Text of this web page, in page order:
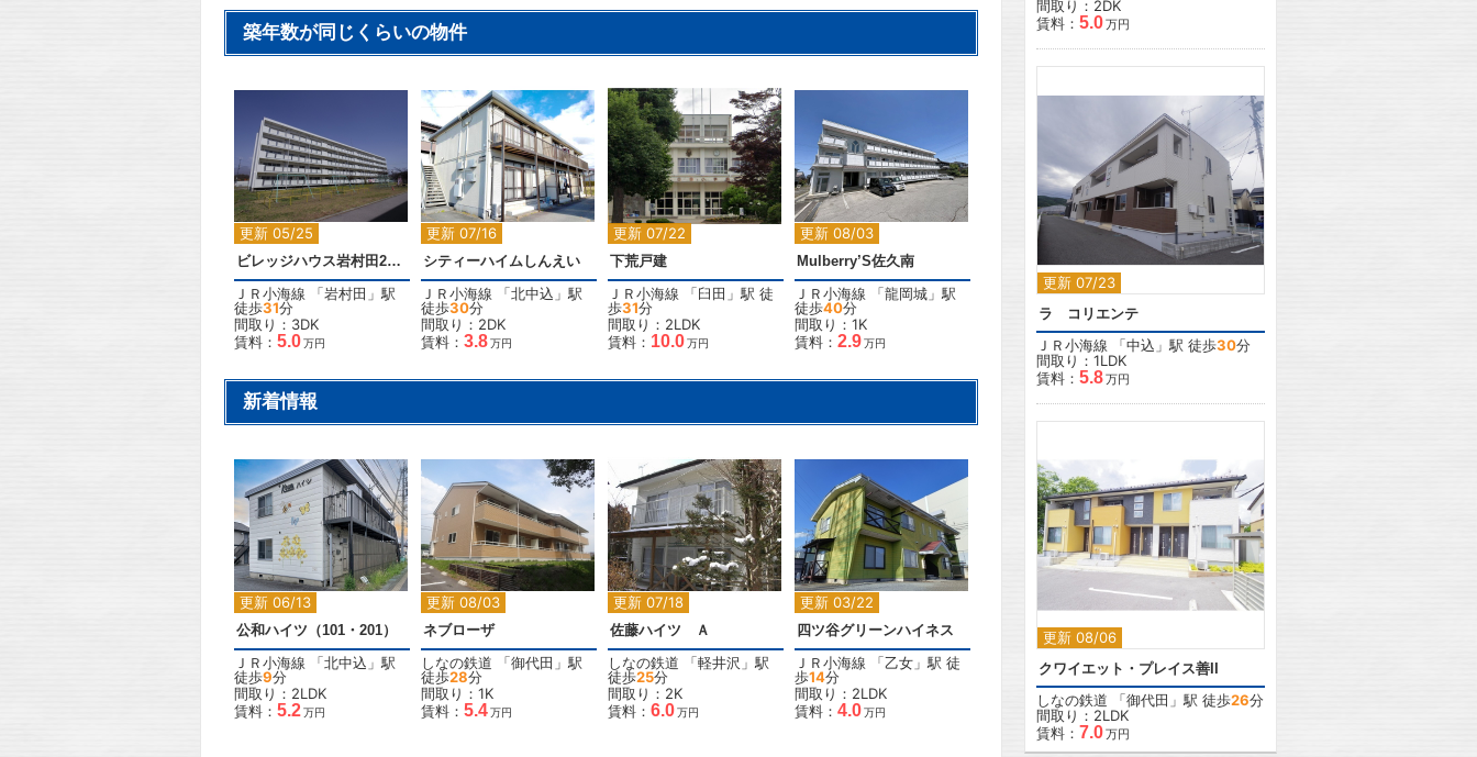
築年数が同じくらいの物件
更新 05/25
2
ビレッジハウス岩村田2号棟
ＪＲ小海線 「岩村田 」駅
徒歩31分
間取り：3DK
賃料： 5.0万円
更新 07/16
2
シティーハイムしんえい
ＪＲ小海線 「北中込 」駅
徒歩30分
間取り：2DK
賃料： 3.8万円
更新 07/22
2
下荒戸建
ＪＲ小海線 「臼田 」駅 徒
歩31分
間取り：2LDK
賃料： 10.0万円
更新 08/03
2
Mulberry’S佐久南
ＪＲ小海線 「龍岡城 」駅
徒歩40分
間取り：1K
賃料： 2.9万円
新着情報
更新 06/13
2
公和ハイツ（101・201）
ＪＲ小海線 「北中込 」駅
徒歩9分
間取り：2LDK
賃料： 5.2万円
更新 08/03
2
ネブローザ
しなの鉄道 「御代田 」駅
徒歩28分
間取り：1K
賃料： 5.4万円
更新 07/18
2
佐藤ハイツ Ａ
しなの鉄道 「軽井沢 」駅
徒歩25分
間取り：2K
賃料： 6.0万円
更新 03/22
2
四ツ谷グリーンハイネス
ＪＲ小海線 「乙女 」駅 徒
歩14分
間取り：2LDK
賃料： 4.0万円
間取り：2DK
賃料： 5.0万円
更新 07/23
ラ コリエンテ
ＪＲ小海線 「中込 」駅 徒歩30分
間取り：1LDK
賃料： 5.8万円
更新 08/06
2
クワイエット・プレイス善II
しなの鉄道 「御代田 」駅 徒歩26分
間取り：2LDK
賃料： 7.0万円